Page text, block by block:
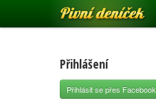
Pivní deníček
Přihlášení
Přihlásit se přes Facebook